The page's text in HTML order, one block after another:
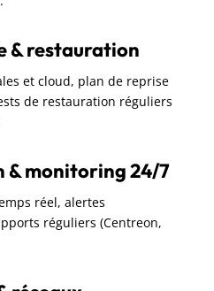
& restauration
et cloud, plan de reprise
de restauration réguliers
& monitoring 24/7
réel, alertes
réguliers (Centreon,